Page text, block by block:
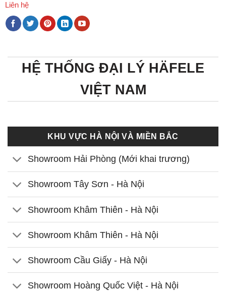
Liên hệ
HỆ THỐNG ĐẠI LÝ HÄFELE
VIỆT NAM
KHU VỰC HÀ NỘI VÀ MIỀN BẮC
Showroom Hải Phòng (Mới khai trương)
Showroom Tây Sơn - Hà Nội
Showroom Khâm Thiên - Hà Nội
Showroom Khâm Thiên - Hà Nội
Showroom Cầu Giấy - Hà Nội
Showroom Hoàng Quốc Việt - Hà Nội